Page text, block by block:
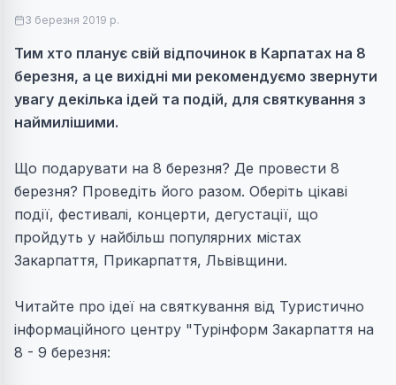
3 березня 2019 р.
Тим хто планує свій відпочинок в Карпатах на 8
березня, а це вихідні ми рекомендуємо звернути
увагу декілька ідей та подій, для святкування з
наймилішими.
Що подарувати на 8 березня? Де провести 8
березня? Проведіть його разом. Оберіть цікаві
події, фестивалі, концерти, дегустації, що
пройдуть у найбільш популярних містах
Закарпаття, Прикарпаття, Львівщини.
Читайте про ідеї на святкування від Туристично
інформаційного центру "Турінформ Закарпаття на
8 - 9 березня: